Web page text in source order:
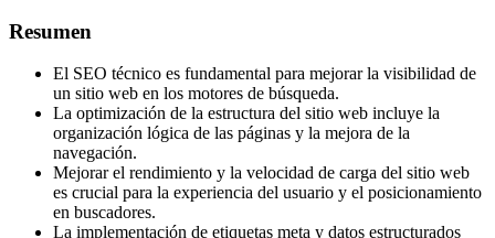
Resumen
El SEO técnico es fundamental para mejorar la visibilidad de
un sitio web en los motores de búsqueda.
La optimización de la estructura del sitio web incluye la
organización lógica de las páginas y la mejora de la
navegación.
Mejorar el rendimiento y la velocidad de carga del sitio web
es crucial para la experiencia del usuario y el posicionamiento
en buscadores.
La implementación de etiquetas meta y datos estructurados